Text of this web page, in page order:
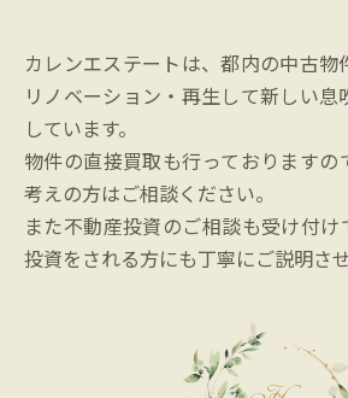
カレンエステートは、都内の中古物
リノベーション・再生して新しい
しています。
物件の直接買取も行っておりますの
考えの方はご相談ください。
また不動産投資のご相談も受け付け
投資をされる方にも丁寧にご説明さ